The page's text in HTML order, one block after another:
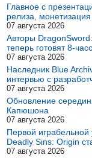
Главное с
релиза,
07 августа 2026
Авторы
теперь готовят 8-
07 августа 2026
Наследник Blue
интервью с
07 августа 2026
Обновление
Капюшона
07 августа 2026
Первой играбельной
Deadly Sins: Origin
07 августа 2026